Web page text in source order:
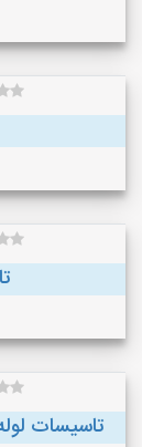
تاسیسات لوله کشی